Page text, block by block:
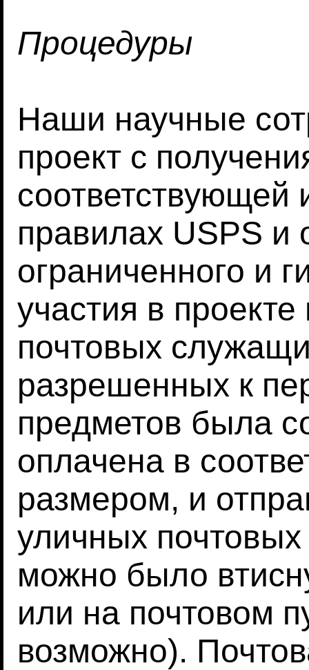
Процедуры
Наши научные
проект с
правилах USPS и
ограниченного и
участия в
почтовых
разрешенных к
предметов была
оплачена в
размером, и
уличных
можно было
или на почтовом
возможно).